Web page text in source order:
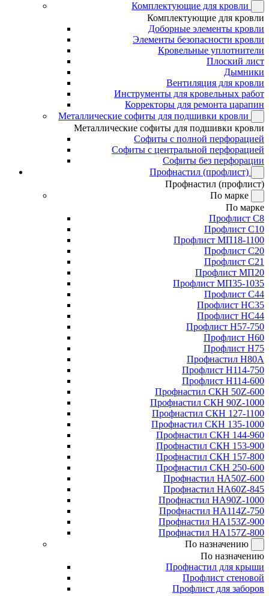
Комплектующие для кровли
Комплектующие для кровли
Доборные элементы кровли
Элементы безопасности кровли
Кровельные уплотнители
Плоский лист
Дымники
Вентиляция для кровли
Инструменты для кровельных работ
Корректоры для ремонта царапин
Металлические софиты для подшивки кровли
Металлические софиты для подшивки кровли
Софиты с полной перфорацией
Софиты с центральной перфорацией
Софиты без перфорации
Профнастил (профлист)
Профнастил (профлист)
По марке
По марке
Профлист С8
Профлист С10
Профлист МП18-1100
Профлист С20
Профлист С21
Профлист МП20
Профлист МП35-1035
Профлист С44
Профлист НС35
Профлист НС44
Профлист Н57-750
Профлист Н60
Профлист Н75
Профнастил Н80А
Профлист Н114-750
Профлист Н114-600
Профнастил СКН 50Z-600
Профнастил СКН 90Z-1000
Профнастил СКН 127-1100
Профнастил СКН 135-1000
Профнастил СКН 144-960
Профнастил СКН 153-900
Профнастил СКН 157-800
Профнастил СКН 250-600
Профнастил НА50Z-600
Профнастил НА60Z-845
Профнастил НА90Z-1000
Профнастил НА114Z-750
Профнастил НА153Z-900
Профнастил НА157Z-800
По назначению
По назначению
Профнастил для крыши
Профлист стеновой
Профлист для заборов